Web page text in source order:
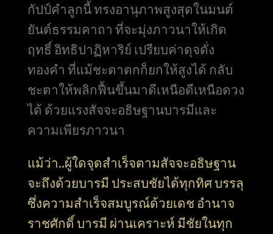
กัปป์คำลูกนี้ ทรงอานุภาพสูงสุดในมนต์
ยันต์ธรรมคาถา ที่จะมุ่งภาวนาให้เกิด
ฤทธิ์ อิทธิปาฏิหาริย์ เปรียบค่าดุจดั่ง
ทองคำ ที่แม้ชะตาตกก็ยกให้สูงได้ กลับ
ชะตาให้พลิกฟื้นขึ้นมาดีเหนือดีเหนือดวง
ได้ ด้วยแรงสัจจะอธิษฐานบารมีและ
ความเพียรภาวนา
แม้ว่า..ผู้ใดจุดสำเร็จตามสัจจะอธิษฐาน
จะถึงด้วยบารมี ประสบชัยได้ทุกทิศ บรรลุ
ซึ่งความสำเร็จสมบูรณ์ด้วยเดช อำนาจ
ราชศักดิ์ บารมี ผ่านเคราะห์ มีชัยในทุก